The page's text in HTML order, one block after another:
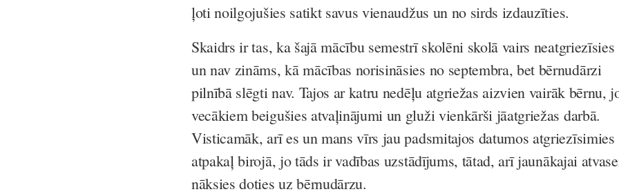
ļoti noilgojušies satikt savus vienaudžus un no sirds izdauzīties.
Skaidrs ir tas, ka šajā mācību semestrī skolēni skolā vairs neatgriezīsies
un nav zināms, kā mācības norisināsies no septembra, bet bērnudārzi
pilnībā slēgti nav. Tajos ar katru nedēļu atgriežas aizvien vairāk bērnu,
vecākiem beigušies atvaļinājumi un gluži vienkārši jāatgriežas darbā.
Visticamāk, arī es un mans vīrs jau padsmitajos datumos atgriezīsimies
atpakaļ birojā, jo tāds ir vadības uzstādījums, tātad, arī jaunākajai
nāksies doties uz bērnudārzu.